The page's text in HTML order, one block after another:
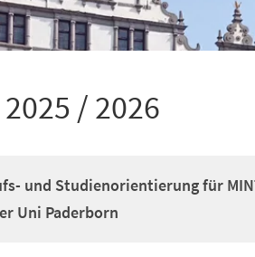
/ 2026
und Studienorientierung für
Uni Paderborn